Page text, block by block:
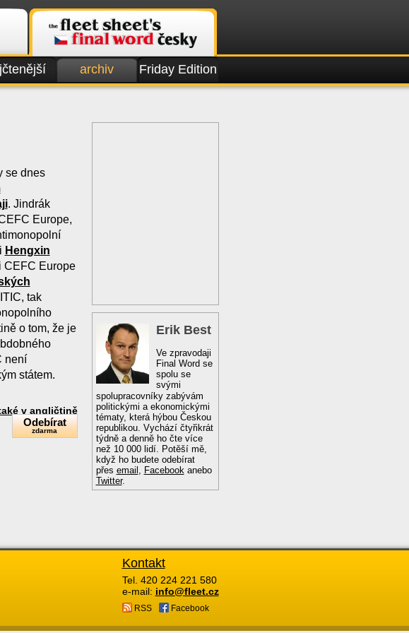
archiv Friday Edition
se dnes
. Jindrák
Europe,
Hengxin
CEFC Europe
tak
o tom, že je
není
státem.
v angličtině
Odebírat
zdarma
Erik Best
Ve zpravodaji
Final Word se
spolu se
svými
spolupracovníky zabývám
politickými a ekonomickými
tématy, která hýbou Českou
republikou. Vychází čtyřikrát
týdně a denně ho čte více
než 10 000 lidí. Potěší mě,
když ho budete odebírat
přes email , Facebookanebo
Twitter.
Kontakt
Tel. 420 224 221 580
e-mail: info@fleet.cz
RSS Facebook